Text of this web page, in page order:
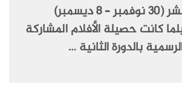
الدورة الثانية عشر (30 نوفمبر – 8 ديسمبر)
كانت حصيلة الأفلام المشاركة
بالدورة الثانية …